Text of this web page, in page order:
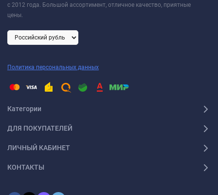
с 2012 года. Большой ассортимент, отличное качество, приятные
цены.
Политика персональных данных
Категории
ДЛЯ ПОКУПАТЕЛЕЙ
ЛИЧНЫЙ КАБИНЕТ
КОНТАКТЫ